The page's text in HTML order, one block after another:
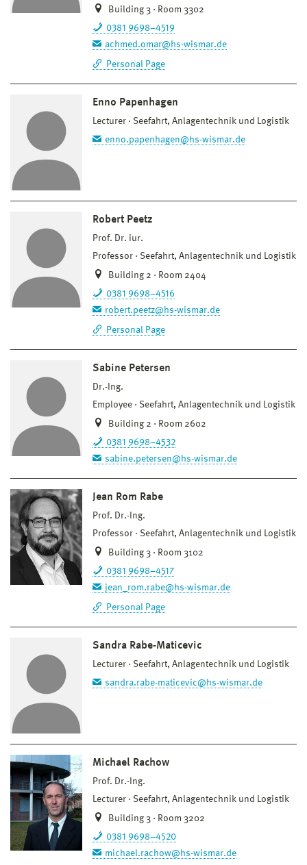
Building 3 · Room 3302
0381 9698–4519
achmed.omar@hs-wismar.de
Personal Page
Enno Papenhagen
Lecturer
Seefahrt, Anlagentechnik und Logistik
enno.papenhagen@hs-wismar.de
Robert Peetz
Prof. Dr. iur.
Professor
Seefahrt, Anlagentechnik und Logistik
Building 2 · Room 2404
0381 9698–4516
robert.peetz@hs-wismar.de
Personal Page
Sabine Petersen
Dr.-Ing.
Employee
Seefahrt, Anlagentechnik und Logistik
Building 2 · Room 2602
0381 9698–4532
sabine.petersen@hs-wismar.de
Jean Rom Rabe
Prof. Dr.-Ing.
Professor
Seefahrt, Anlagentechnik und Logistik
Building 3 · Room 3102
0381 9698–4517
jean_rom.rabe@hs-wismar.de
Personal Page
Sandra Rabe-Maticevic
Lecturer
Seefahrt, Anlagentechnik und Logistik
sandra.rabe-maticevic@hs-wismar.de
Michael Rachow
Prof. Dr.-Ing.
Lecturer
Seefahrt, Anlagentechnik und Logistik
Building 3 · Room 3202
0381 9698–4520
michael.rachow@hs-wismar.de